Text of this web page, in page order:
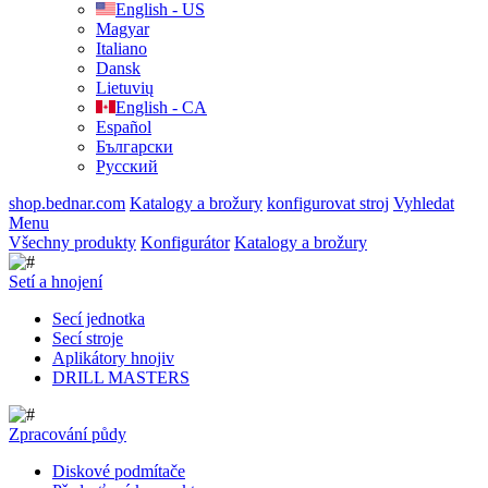
English - US
Magyar
Italiano
Dansk
Lietuvių
English - CA
Español
Български
Русский
shop.bednar.com Katalogy a brožury konfigurovat stroj Vyhledat
Menu
Všechny produkty Konfigurátor Katalogy a brožury
Setí a hnojení
Secí jednotka
Secí stroje
Aplikátory hnojiv
DRILL MASTERS
Zpracování půdy
Diskové podmítače